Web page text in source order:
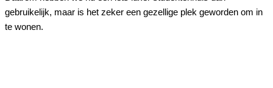
gebruikelijk, maar is het zeker een gezellige plek geworden om in
te wonen.